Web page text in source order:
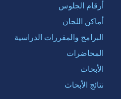
أرقام الجلوس
أماكن اللجان
البرامج والمقررات الدراسية
المحاضرات
الأبحاث
نتائج الأبحاث